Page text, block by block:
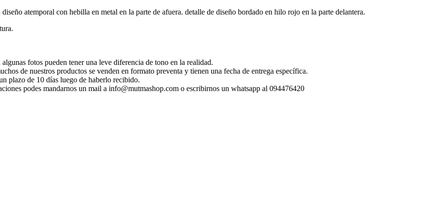
atemporal con hebilla en metal en la parte de afuera. detalle de diseño bordado en hilo rojo en la parte delantera.
fotos pueden tener una leve diferencia de tono en la realidad.
de nuestros productos se venden en formato preventa y tienen una fecha de entrega específica.
plazo de 10 días luego de haberlo recibido.
podes mandarnos un mail a info@mutmashop.com o escribirnos un whatsapp al 094476420